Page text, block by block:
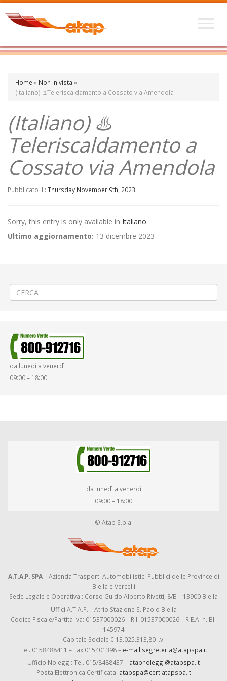
Home » Non in vista »
(Italiano) ♨️Teleriscaldamento a Cossato via Amendola
(Italiano) ♨️
Teleriscaldamento a
Cossato via Amendola
Pubblicato il : Thursday November 9th, 2023
Sorry, this entry is only available in Italiano.
Ultimo aggiornamento: 13 dicembre 2023
da lunedì a venerdì
09:00 – 18:00
da lunedì a venerdì
09:00 – 18:00
© Atap S.p.a.
A.T.A.P. SPA– Azienda Trasporti Automobilistici Pubblici delle Province di
Biella e Vercelli
Sede Legale e Operativa : Corso Guido Alberto Rivetti, 8/B – 13900 Biella
Uffici A.T.A.P. – Atrio Stazione S. Paolo Biella
Codice Fiscale/Partita Iva: 01537000026 – R.I. 01537000026 – R.E.A. n. BI-
145974
Capitale Sociale € 13.025.313,80 i.v.
Tel. 0158488411 – Fax 015401398 – e-mail segreteria@atapspa.it
Ufficio Noleggi: Tel. 015/8488437 – atapnoleggi@atapspa.it
Posta Elettronica Certificata: atapspa@cert.atapspa.it